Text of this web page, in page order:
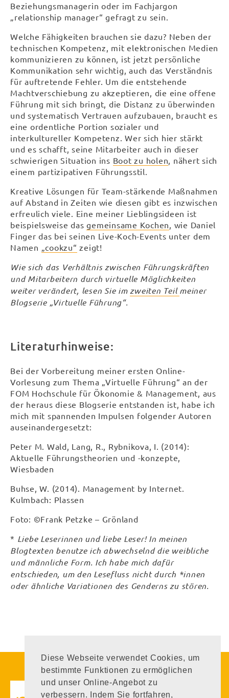
Diese Webseite verwendet Cookies, um
bestimmte Funktionen zu ermöglichen
und unser Online-Angebot zu
verbessern. Indem Sie fortfahren,
Executive Coaching
Beziehungsmanagerin oder im Fachjargon
„relationship manager“ gefragt zu sein.
Welche Fähigkeiten brauchen sie dazu? Neben der
technischen Kompetenz, mit elektronischen Medien
kommunizieren zu können, ist jetzt persönliche
Kommunikation sehr wichtig, auch das Verständnis
für auftretende Fehler. Um die entstehende
Machtverschiebung zu akzeptieren, die eine offene
Führung mit sich bringt, die Distanz zu überwinden
und systematisch Vertrauen aufzubauen, braucht es
eine ordentliche Portion sozialer und
interkultureller Kompetenz. Wer sich hier stärkt
und es schafft, seine Mitarbeiter auch in dieser
schwierigen Situation ins Boot zu holen, nähert sich
einem partizipativen Führungsstil.
Kreative Lösungen für Team-stärkende Maßnahmen
auf Abstand in Zeiten wie diesen gibt es inzwischen
erfreulich viele. Eine meiner Lieblingsideen ist
beispielsweise dasgemeinsame Kochen, wie Daniel
Finger das bei seinen Live-Koch-Events unter dem
Namen „cookzu“ zeigt!
Wie sich das Verhältnis zwischen Führungskräften
und Mitarbeitern durch virtuelle Möglichkeiten
weiter verändert, lesen Sie im zweiten Teilmeiner
Blogserie „Virtuelle Führung“.
Literaturhinweise:
Bei der Vorbereitung meiner ersten Online-
Vorlesung zum Thema „Virtuelle Führung“ an der
FOM Hochschule für Ökonomie & Management, aus
der heraus diese Blogserie entstanden ist, habe ich
mich mit spannenden Impulsen folgender Autoren
auseinandergesetzt:
Peter M. Wald, Lang, R., Rybnikova, I. (2014):
Aktuelle Führungstheorien und -konzepte,
Wiesbaden
Buhse, W. (2014). Management by Internet.
Kulmbach: Plassen
Foto: ©Frank Petzke – Grönland
* Liebe Leserinnen und liebe Leser! In meinen
Blogtexten benutze ich abwechselnd die weibliche
und männliche Form. Ich habe mich dafür
entschieden, um den Lesefluss nicht durch *innen
oder ähnliche Variationen des Genderns zu stören.
Executive Coaching &